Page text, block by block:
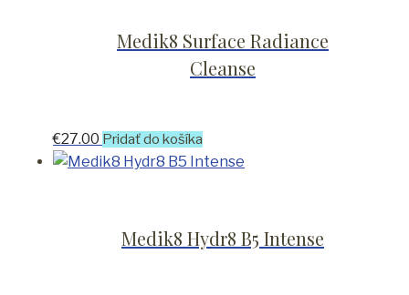
Medik8 Surface Radiance
Cleanse
€27.00 Pridať do košíka
Medik8 Hydr8 B5 Intense